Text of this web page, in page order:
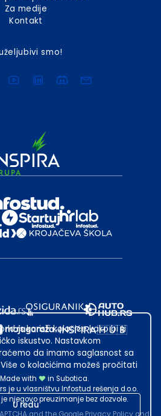
Za medije
Kontakt
smo!
Made with
in Subotica.
je u vlasništvu Infostud rešenja d.o.o.
njegovo preuzimanje bez dozvole.
koristi kolačiće kako bi ti
iskustvo. Nastavkom
da imamo saglasnost sa
o kolačićima možeš pročitati
U redu